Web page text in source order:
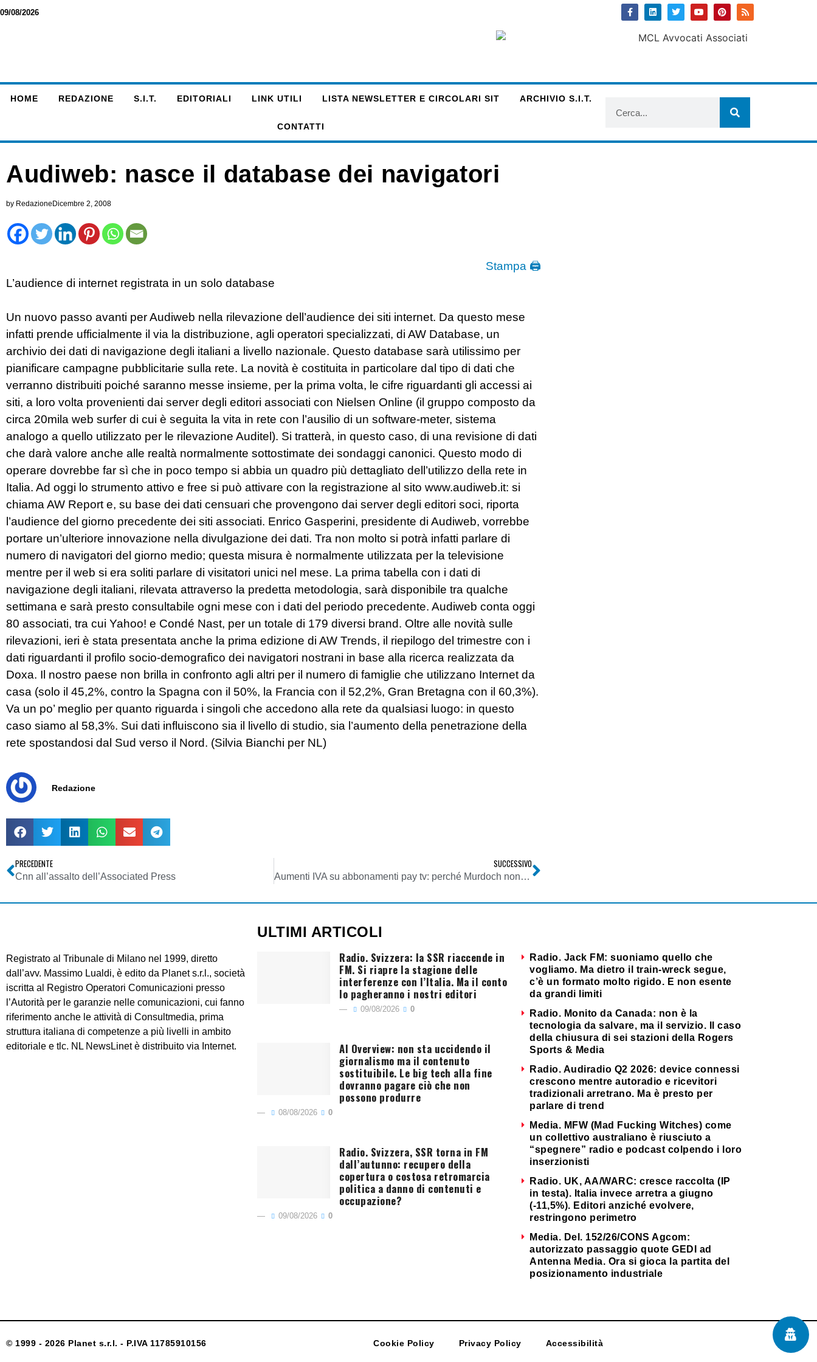
09/08/2026
HOME REDAZIONE S.I.T. EDITORIALI LINK UTILI LISTA NEWSLETTER E CIRCOLARI SIT ARCHIVIO S.I.T.
CONTATTI
Audiweb: nasce il database dei navigatori
by Redazione Dicembre 2, 2008
Stampa 🖨
L’audience di internet registrata in un solo database
Un nuovo passo avanti per Audiweb nella rilevazione dell’audience dei siti internet. Da questo mese
infatti prende ufficialmente il via la distribuzione, agli operatori specializzati, di AW Database, un
archivio dei dati di navigazione degli italiani a livello nazionale. Questo database sarà utilissimo per
pianificare campagne pubblicitarie sulla rete. La novità è costituita in particolare dal tipo di dati che
verranno distribuiti poiché saranno messe insieme, per la prima volta, le cifre riguardanti gli accessi ai
siti, a loro volta provenienti dai server degli editori associati con Nielsen Online (il gruppo composto da
circa 20mila web surfer di cui è seguita la vita in rete con l’ausilio di un software-meter, sistema
analogo a quello utilizzato per le rilevazione Auditel). Si tratterà, in questo caso, di una revisione di dati
che darà valore anche alle realtà normalmente sottostimate dei sondaggi canonici. Questo modo di
operare dovrebbe far sì che in poco tempo si abbia un quadro più dettagliato dell’utilizzo della rete in
Italia. Ad oggi lo strumento attivo e free si può attivare con la registrazione al sito www.audiweb.it: si
chiama AW Report e, su base dei dati censuari che provengono dai server degli editori soci, riporta
l’audience del giorno precedente dei siti associati. Enrico Gasperini, presidente di Audiweb, vorrebbe
portare un’ulteriore innovazione nella divulgazione dei dati. Tra non molto si potrà infatti parlare di
numero di navigatori del giorno medio; questa misura è normalmente utilizzata per la televisione
mentre per il web si era soliti parlare di visitatori unici nel mese. La prima tabella con i dati di
navigazione degli italiani, rilevata attraverso la predetta metodologia, sarà disponibile tra qualche
settimana e sarà presto consultabile ogni mese con i dati del periodo precedente. Audiweb conta oggi
80 associati, tra cui Yahoo! e Condé Nast, per un totale di 179 diversi brand. Oltre alle novità sulle
rilevazioni, ieri è stata presentata anche la prima edizione di AW Trends, il riepilogo del trimestre con i
dati riguardanti il profilo socio-demografico dei navigatori nostrani in base alla ricerca realizzata da
Doxa. Il nostro paese non brilla in confronto agli altri per il numero di famiglie che utilizzano Internet da
casa (solo il 45,2%, contro la Spagna con il 50%, la Francia con il 52,2%, Gran Bretagna con il 60,3%).
Va un po’ meglio per quanto riguarda i singoli che accedono alla rete da qualsiasi luogo: in questo
caso siamo al 58,3%. Sui dati influiscono sia il livello di studio, sia l’aumento della penetrazione della
rete spostandosi dal Sud verso il Nord. (Silvia Bianchi per NL)
Redazione
PRECEDENTE
Cnn all’assalto dell’Associated Press
SUCCESSIVO
Aumenti IVA su abbonamenti pay tv: perché Murdoch non fa il bel gesto?
Registrato al Tribunale di Milano nel 1999, diretto
dall’avv. Massimo Lualdi, è edito da Planet s.r.l., società
iscritta al Registro Operatori Comunicazioni presso
l’Autorità per le garanzie nelle comunicazioni, cui fanno
riferimento anche le attività di Consultmedia, prima
struttura italiana di competenze a più livelli in ambito
editoriale e tlc. NL NewsLinet è distribuito via Internet.
ULTIMI ARTICOLI
Radio. Svizzera: la SSR riaccende in
FM. Si riapre la stagione delle
interferenze con l’Italia. Ma il conto
lo pagheranno i nostri editori
09/08/2026 0
AI Overview: non sta uccidendo il
giornalismo ma il contenuto
sostituibile. Le big tech alla fine
dovranno pagare ciò che non
possono produrre
08/08/2026 0
Radio. Svizzera, SSR torna in FM
dall’autunno: recupero della
copertura o costosa retromarcia
politica a danno di contenuti e
occupazione?
09/08/2026 0
Radio. Jack FM: suoniamo quello che
vogliamo. Ma dietro il train-wreck segue,
c’è un formato molto rigido. E non esente
da grandi limiti
Radio. Monito da Canada: non è la
tecnologia da salvare, ma il servizio. Il caso
della chiusura di sei stazioni della Rogers
Sports & Media
Radio. Audiradio Q2 2026: device connessi
crescono mentre autoradio e ricevitori
tradizionali arretrano. Ma è presto per
parlare di trend
Media. MFW (Mad Fucking Witches) come
un collettivo australiano è riusciuto a
“spegnere” radio e podcast colpendo i loro
inserzionisti
Radio. UK, AA/WARC: cresce raccolta (IP
in testa). Italia invece arretra a giugno
(-11,5%). Editori anziché evolvere,
restringono perimetro
Media. Del. 152/26/CONS Agcom:
autorizzato passaggio quote GEDI ad
Antenna Media. Ora si gioca la partita del
posizionamento industriale
© 1999 - 2026 Planet s.r.l. - P.IVA 11785910156 Cookie Policy Privacy Policy Accessibilità